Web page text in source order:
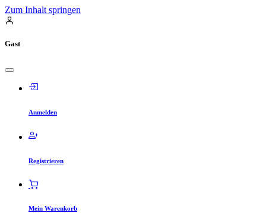
Zum Inhalt springen
Gast
Anmelden
Registrieren
Mein Warenkorb